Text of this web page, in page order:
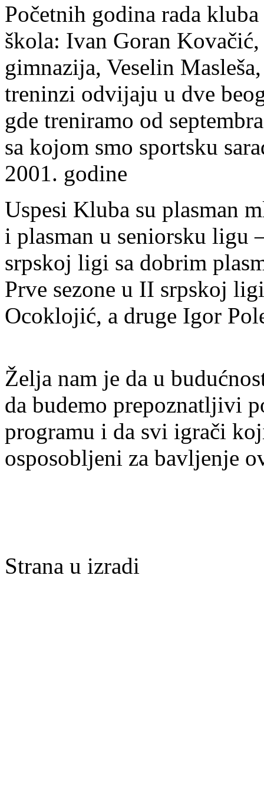
Početnih godina rada
škola: Ivan Goran
gimnazija, Veselin
treninzi odvijaju u dve
gde treniramo od
sa kojom smo sportsku
2001. godine
Uspesi Kluba su plasman
i plasman u seniorsku ligu
srpskoj ligi sa dobrim
Prve sezone u II srpskoj
Ocoklojić, a druge Igor
Želja nam je da u
da budemo prepoznatljivi
programu i da svi igrači
osposobljeni za bavljenje
Strana u izradi